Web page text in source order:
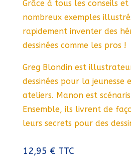
Grâce à tous les conseils
nombreux exemples
rapidement inventer des
dessinées comme les pros !
Greg Blondin est
dessinées pour la jeunesse
ateliers. Manon est
Ensemble, ils livrent de
leurs secrets pour des
12,95 € TTC